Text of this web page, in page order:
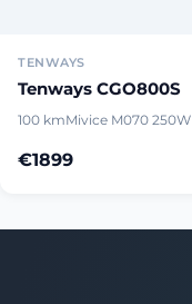
TENWAYS
Tenways CGO800S
100 kmMivice M070 250W
€1899